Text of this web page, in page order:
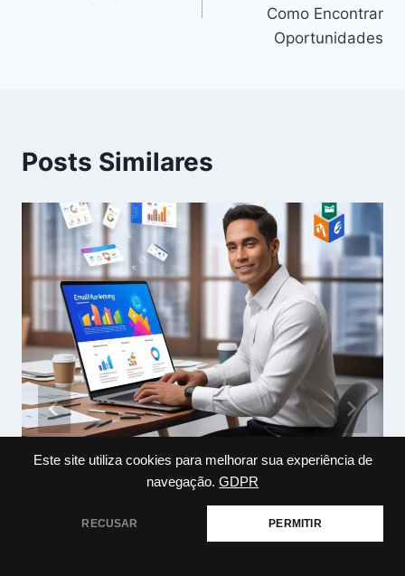
Este site utiliza cookies para melhorar sua experiência de
navegação. GDPR
RECUSAR PERMITIR
Como Encontrar
Oportunidades
Posts Similares
Quais São os Objetivos do Email
julho 30, 2024